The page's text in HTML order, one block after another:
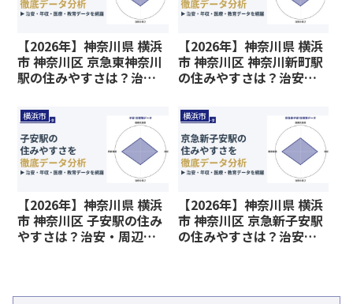
【2026年】神奈川県 横浜
市 神奈川区 京急東神奈川
駅の住みやすさは？治
など暮らしに関わる情報
を解説
【2026年】神奈川県 横浜
市 神奈川区 神奈川新町駅
の住みやすさは？治安・
暮らしに関わる情報を解
説
横浜市
【2026年】神奈川県 横浜
市 神奈川区 子安駅の住み
やすさは？治安・周辺施
横浜市
【2026年】神奈川県 横浜
市 神奈川区 京急新子安駅
の住みやすさは？治安・